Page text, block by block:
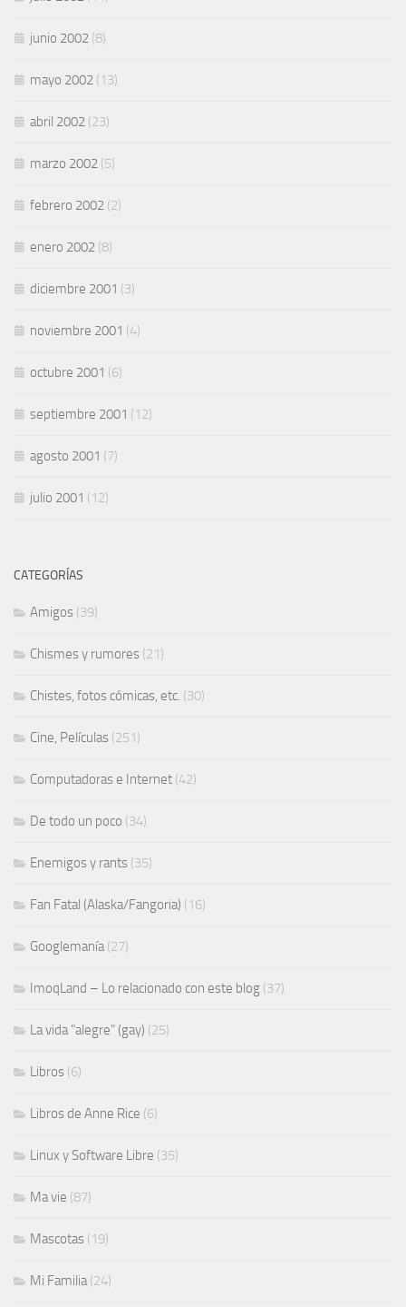
junio 2002 (8)
mayo 2002 (13)
abril 2002 (23)
marzo 2002 (5)
febrero 2002 (2)
enero 2002 (8)
diciembre 2001 (3)
noviembre 2001 (4)
octubre 2001 (6)
septiembre 2001 (12)
agosto 2001 (7)
julio 2001 (12)
CATEGORÍAS
Amigos (39)
Chismes y rumores (21)
Chistes, fotos cómicas, etc. (30)
Cine, Películas (251)
Computadoras e Internet (42)
De todo un poco (34)
Enemigos y rants (35)
Fan Fatal (Alaska/Fangoria) (16)
Googlemanía(27)
ImoqLand – Lo relacionado con este blog (37)
La vida "alegre" (gay) (25)
Libros (6)
Libros de Anne Rice (6)
Linux y Software Libre (35)
Ma vie (87)
Mascotas (19)
Mi Familia(24)